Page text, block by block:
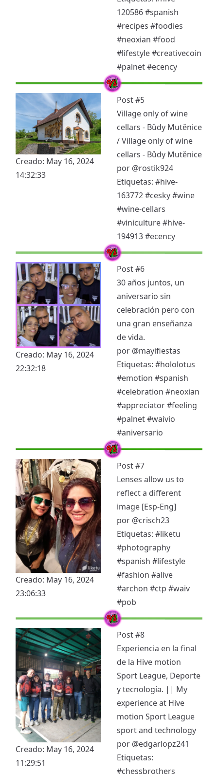
120586#spanish
#recipes #foodies
#neoxian #food
#lifestyle#creativecoin
#palnet#ecency
Creado: May 16, 2024
14:32:33
Post #5
Village only of wine
cellars - Bůdy Mutěnice
/ Village only of wine
cellars - Bůdy Mutěnice
por @rostik924
Etiquetas: #hive-
163772#cesky#wine
#wine-cellars
#viniculture#hive-
194913#ecency
Creado: May 16, 2024
22:32:18
Post #6
30 años juntos, un
aniversario sin
celebración pero con
una gran enseñanza
de vida.
por @mayifiestas
Etiquetas: #hololotus
#emotion #spanish
#celebration #neoxian
#appreciator#feeling
#palnet#waivio
#aniversario
Creado: May 16, 2024
23:06:33
Post #7
Lenses allow us to
reflect a different
image [Esp-Eng]
por @crisch23
Etiquetas: #liketu
#photography
#spanish #lifestyle
#fashion #alive
#archon #ctp #waiv
#pob
Creado: May 16, 2024
11:29:51
Post #8
Experiencia en la final
de la Hive motion
Sport League, Deporte
y tecnología. || My
experience at Hive
motion Sport League
sport and technology
por @edgarlopz241
Etiquetas:
#chessbrothers